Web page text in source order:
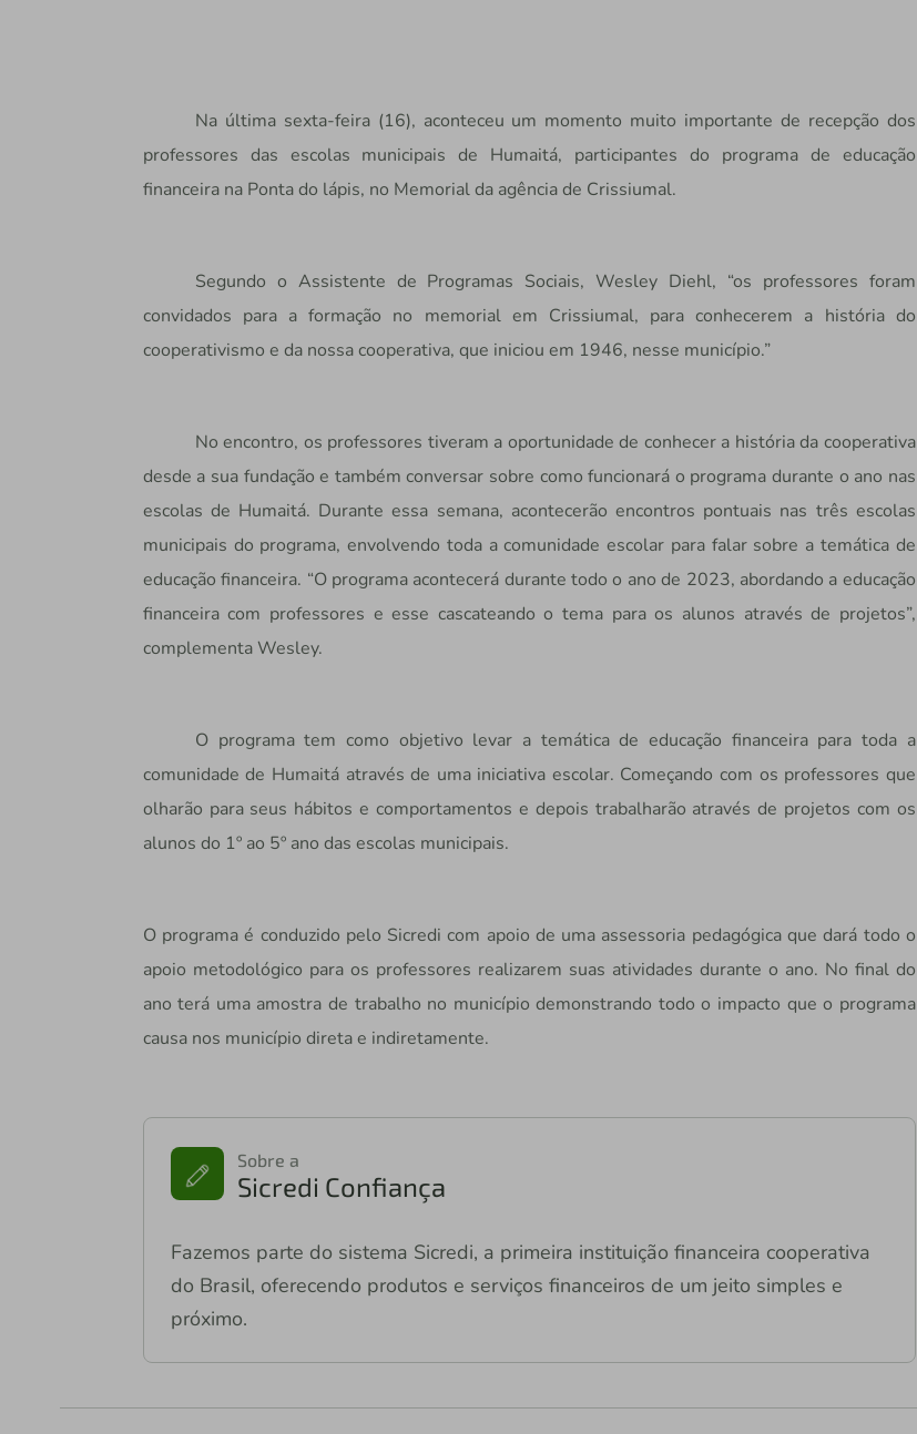
Na última sexta-feira (16), aconteceu um momento muito importante de recepção dos
professores das escolas municipais de Humaitá, participantes do programa de educação
financeira na Ponta do lápis, no Memorial da agência de Crissiumal.
Segundo o Assistente de Programas Sociais, Wesley Diehl, “os professores foram
convidados para a formação no memorial em Crissiumal, para conhecerem a história do
cooperativismo e da nossa cooperativa, que iniciou em 1946, nesse município.”
No encontro, os professores tiveram a oportunidade de conhecer a história da cooperativa
desde a sua fundação e também conversar sobre como funcionará o programa durante o ano nas
escolas de Humaitá. Durante essa semana, acontecerão encontros pontuais nas três escolas
municipais do programa, envolvendo toda a comunidade escolar para falar sobre a temática de
educação financeira. “O programa acontecerá durante todo o ano de 2023, abordando a educação
financeira com professores e esse cascateando o tema para os alunos através de projetos”,
complementa Wesley.
O programa tem como objetivo levar a temática de educação financeira para toda a
comunidade de Humaitá através de uma iniciativa escolar. Começando com os professores que
olharão para seus hábitos e comportamentos e depois trabalharão através de projetos com os
alunos do 1º ao 5º ano das escolas municipais.
O programa é conduzido pelo Sicredi com apoio de uma assessoria pedagógica que dará todo o
apoio metodológico para os professores realizarem suas atividades durante o ano. No final do
ano terá uma amostra de trabalho no município demonstrando todo o impacto que o programa
causa nos município direta e indiretamente.
Sobre a
Sicredi Confiança
Fazemos parte do sistema Sicredi, a primeira instituição financeira cooperativa
do Brasil, oferecendo produtos e serviços financeiros de um jeito simples e
próximo.